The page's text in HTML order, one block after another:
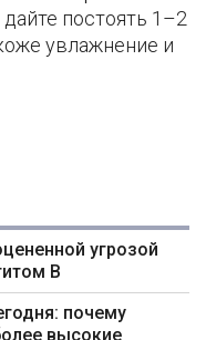
постоять 1–2
увлажнение и
угрозой
B
почему
высокие